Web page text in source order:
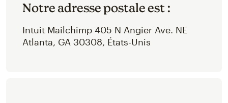
Notre adresse postale est :
Intuit Mailchimp 405 N Angier Ave. NE
Atlanta, GA 30308, États-Unis